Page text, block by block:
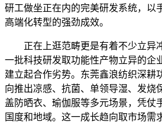
研工做坐正在内的完美研发系统，以
高端化转型的强劲成效。
正在上逛范畴更是有着不少立异
一批科技研发取功能性产物立异的企
建立起合作劣势。东莞鑫浪纺织深耕
向推出凉感、抗菌、单领导湿、发烧
盖防晒衣、瑜伽服等多元场景，凭仗
国度和地域。这一成长趋向取市场需